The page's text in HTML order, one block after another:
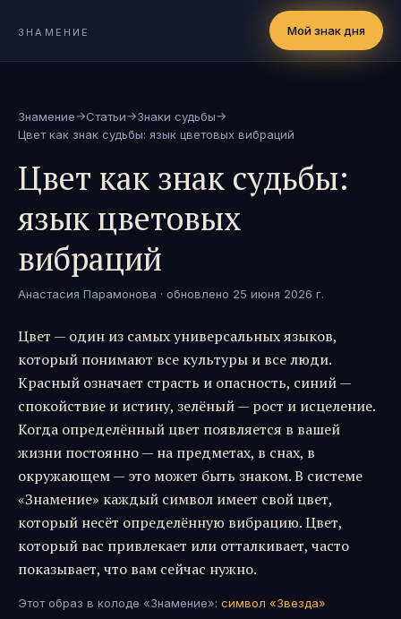
ЗНАМЕНИЕ Мой знак дня
Знамение→Статьи→Знаки судьбы→
Цвет как знак судьбы: язык цветовых вибраций
Цвет как знак судьбы:
язык цветовых
вибраций
Анастасия Парамонова · обновлено 25 июня 2026 г.
Цвет — один из самых универсальных языков,
который понимают все культуры и все люди.
Красный означает страсть и опасность, синий —
спокойствие и истину, зелёный — рост и исцеление.
Когда определённый цвет появляется в вашей
жизни постоянно — на предметах, в снах, в
окружающем — это может быть знаком. В системе
«Знамение» каждый символ имеет свой цвет,
который несёт определённую вибрацию. Цвет,
который вас привлекает или отталкивает, часто
показывает, что вам сейчас нужно.
Этот образ в колоде «Знамение»: символ «Звезда»